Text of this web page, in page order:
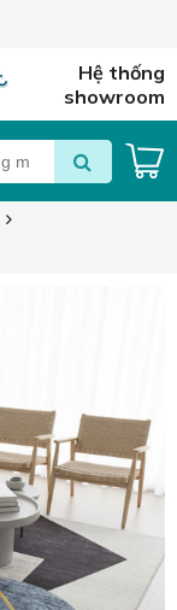
Hệ thống
showroom